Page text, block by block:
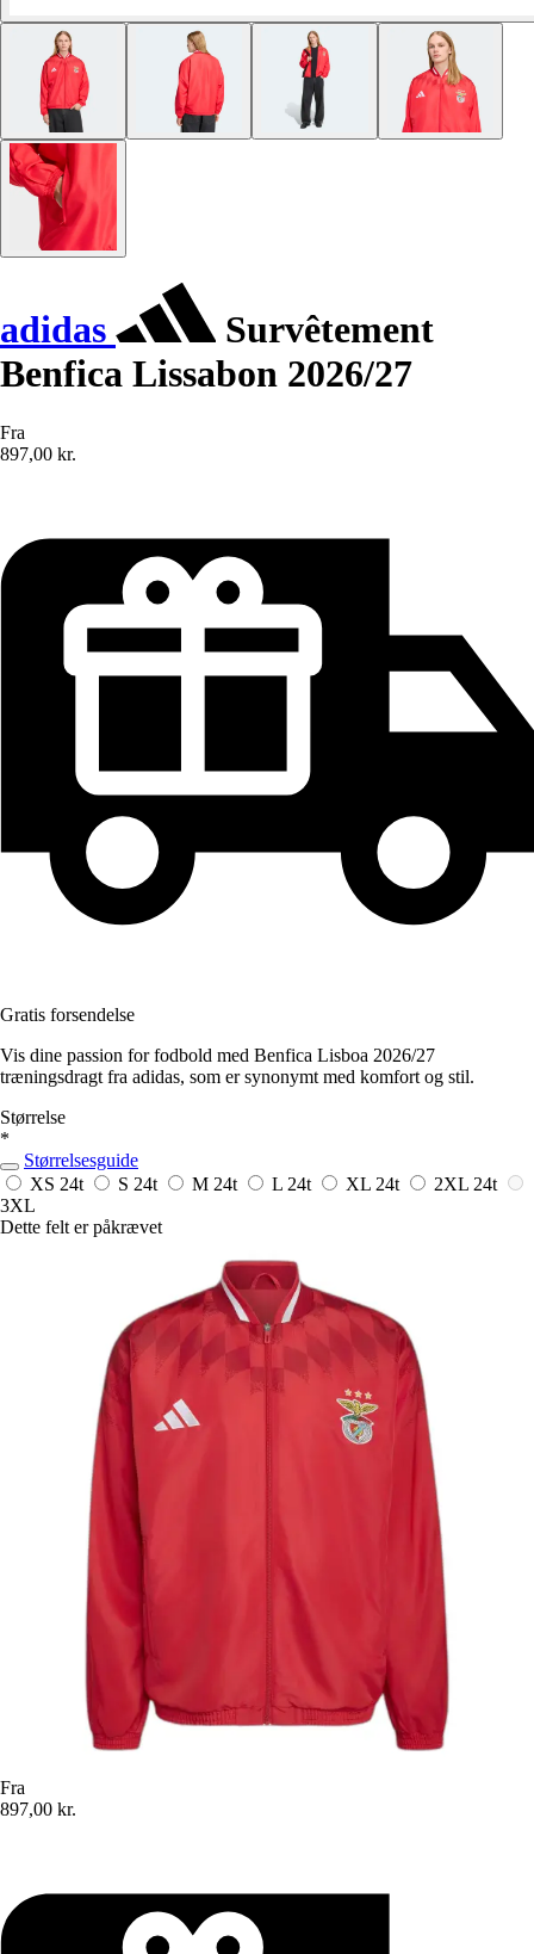
adidas
Survêtement
Benfica Lissabon 2026/27
Fra
897,00 kr.
Gratis forsendelse
Vis dine passion for fodbold med Benfica Lisboa 2026/27
træningsdragt fra adidas, som er synonymt med komfort og stil.
Størrelse
*
Størrelsesguide
XS 24t S 24t M 24t L 24t XL 24t 2XL 24t
3XL
Dette felt er påkrævet
Fra
897,00 kr.